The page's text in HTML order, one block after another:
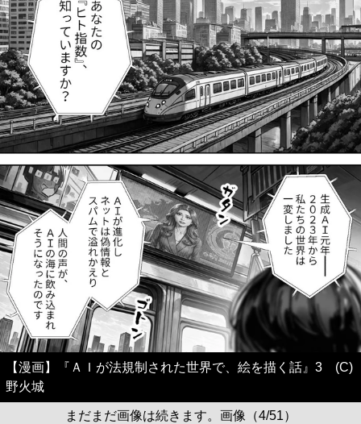
【漫画】『ＡＩが法規制された世界で、絵を描く話』3 (C)
野火城
まだまだ画像は続きます。画像（4/51）